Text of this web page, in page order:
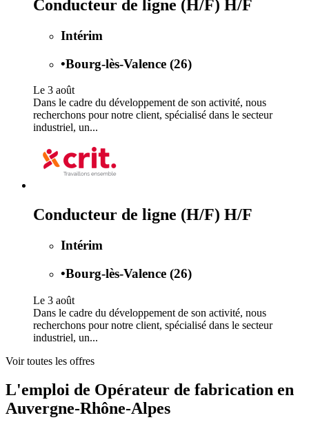
Conducteur de ligne (H/F) H/F
Intérim
•Bourg-lès-Valence (26)
Le 3 août
Dans le cadre du développement de son activité, nous
recherchons pour notre client, spécialisé dans le secteur
industriel, un...
Conducteur de ligne (H/F) H/F
Intérim
•Bourg-lès-Valence (26)
Le 3 août
Dans le cadre du développement de son activité, nous
recherchons pour notre client, spécialisé dans le secteur
industriel, un...
Voir toutes les offres
L'emploi de Opérateur de fabrication en
Auvergne-Rhône-Alpes